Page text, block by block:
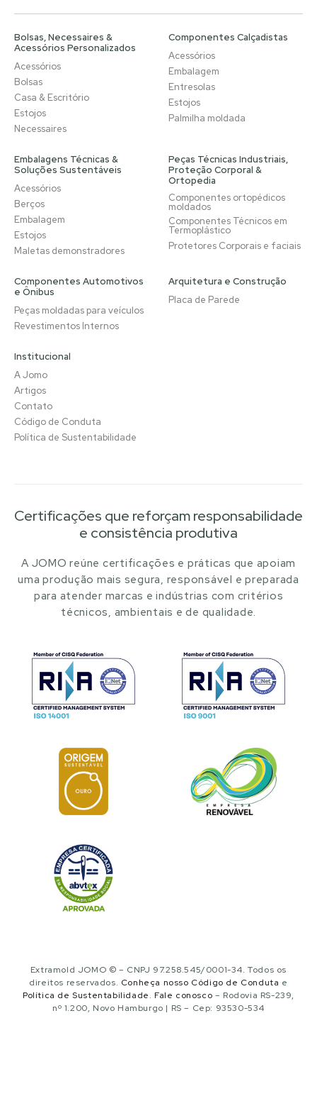
Bolsas, Necessaires &
Acessórios Personalizados
Acessórios
Bolsas
Casa & Escritório
Estojos
Necessaires
Componentes Calçadistas
Acessórios
Embalagem
Entresolas
Estojos
Palmilha moldada
Embalagens Técnicas &
Soluções Sustentáveis
Acessórios
Berços
Embalagem
Estojos
Maletas demonstradores
Peças Técnicas Industriais,
Proteção Corporal &
Ortopedia
Componentes ortopédicos
moldados
Componentes Técnicos em
Termoplástico
Protetores Corporais e faciais
Componentes Automotivos
e Ônibus
Peças moldadas para veículos
Revestimentos Internos
Arquitetura e Construção
Placa de Parede
Institucional
A Jomo
Artigos
Contato
Código de Conduta
Política de Sustentabilidade
Certificações que reforçam responsabilidade
e consistência produtiva
A JOMO reúne certificações e práticas que apoiam
uma produção mais segura, responsável e preparada
para atender marcas e indústrias com critérios
técnicos, ambientais e de qualidade.
Extramold JOMO © – CNPJ 97.258.545/0001-34. Todos os
direitos reservados. Conheça nosso Código de Conduta e
Política de Sustentabilidade. Fale conosco – Rodovia RS-239,
nº 1.200, Novo Hamburgo | RS – Cep: 93530-534